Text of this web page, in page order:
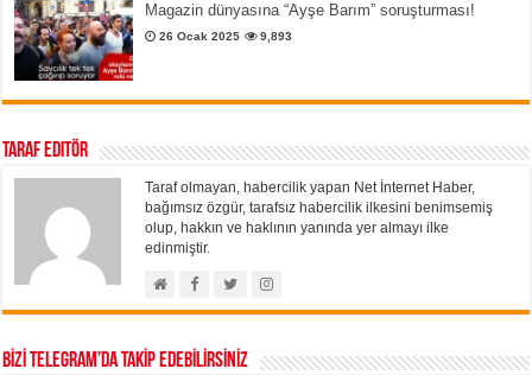
Magazin dünyasına “Ayşe Barım” soruşturması!
26 Ocak 2025 9,893
Taraf Editör
Taraf olmayan, habercilik yapan Net İnternet Haber,
bağımsız özgür, tarafsız habercilik ilkesini benimsemiş
olup, hakkın ve haklının yanında yer almayı ilke
edinmiştir.
BİZİ TELEGRAM’DA TAKİP EDEBİLİRSİNİZ